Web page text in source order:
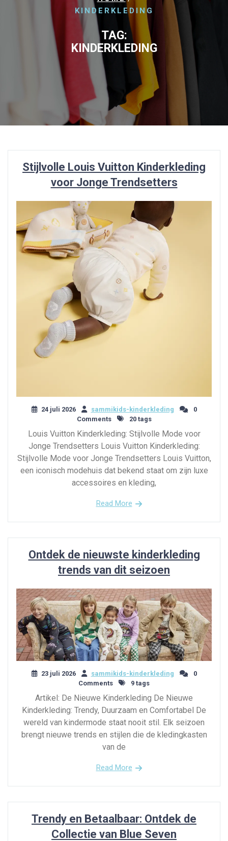
KINDERKLEDING
TAG:
KINDERKLEDING
Stijlvolle Louis Vuitton Kinderkleding
voor Jonge Trendsetters
24 juli 2026 sammikids-kinderkleding
0
Comments
20 tags
Louis Vuitton Kinderkleding: Stijlvolle Mode voor
Jonge Trendsetters Louis Vuitton Kinderkleding:
Stijlvolle Mode voor Jonge Trendsetters Louis Vuitton,
een iconisch modehuis dat bekend staat om zijn luxe
accessoires en kleding,
Read More
Ontdek de nieuwste kinderkleding
trends van dit seizoen
23 juli 2026 sammikids-kinderkleding
0
Comments
9 tags
Artikel: De Nieuwe Kinderkleding De Nieuwe
Kinderkleding: Trendy, Duurzaam en Comfortabel De
wereld van kindermode staat nooit stil. Elk seizoen
brengt nieuwe trends en stijlen die de kledingkasten
van de
Read More
Trendy en Betaalbaar: Ontdek de
Collectie van Blue Seven